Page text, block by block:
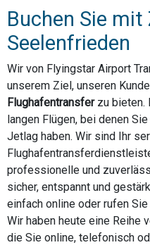
Buchen Sie
Seelenfrieden
Wir von Flyingstar Airport
unserem Ziel, unseren
Flughafentransferzu bieten.
langen Flügen, bei denen
Jetlag haben. Wir sind Ihr
professionelle und
sicher, entspannt und
einfach online oder rufen Sie
Wir haben heute eine Reihe
die Sie online, telefonisch